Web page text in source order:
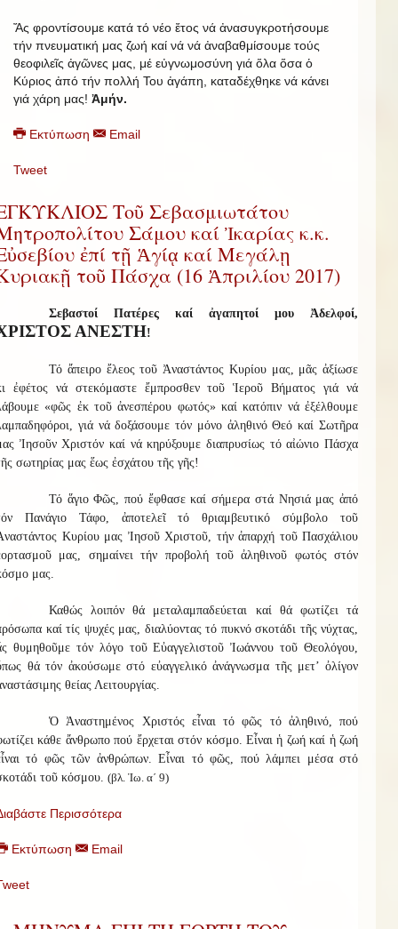
Ἄς φροντίσουμε κατά τό νέο ἔτος νά ἀνασυγκροτήσουμε
τήν πνευματική μας ζωή καί νά νά ἀναβαθμίσουμε τούς
θεοφιλεῖς ἀγῶνες μας, μέ εὐγνωμοσύνη γιά ὅλα ὅσα ὁ
Κύριος ἀπό τήν πολλή Του ἀγάπη, καταδέχθηκε νά κάνει
γιά χάρη μας! Ἀμήν.
Εκτύπωση Email
Tweet
Τοῦ Σεβασμιωτάτου
Σάμου καί Ἰκαρίας κ.κ.
ἐπί τῇ Ἁγίᾳ καί Μεγάλῃ
τοῦ Πάσχα (16 Ἀπριλίου 2017)
Σεβαστοί Πατέρες καί ἀγαπητοί μου Ἀδελφοί,
ΑΝΕΣΤΗ!
Τό ἄπειρο ἔλεος τοῦ Ἀναστάντος Κυρίου μας, μᾶς ἀξίωσε
ἐφέτος νά στεκόμαστε ἔμπροσθεν τοῦ Ἱεροῦ Βήματος γιά νά
«φῶς ἐκ τοῦ ἀνεσπέρου φωτός» καί κατόπιν νά ἐξέλθουμε
γιά νά δοξάσουμε τόν μόνο ἀληθινό Θεό καί Σωτῆρα
Ἰησοῦν Χριστόν καί νά κηρύξουμε διαπρυσίως τό αἰώνιο Πάσχα
σωτηρίας μας ἕως ἐσχάτου τῆς γῆς!
Τό ἅγιο Φῶς, πού ἔφθασε καί σήμερα στά Νησιά μας ἀπό
Πανάγιο Τάφο, ἀποτελεῖ τό θριαμβευτικό σύμβολο τοῦ
Κυρίου μας Ἰησοῦ Χριστοῦ, τήν ἀπαρχή τοῦ Πασχάλιου
μας, σημαίνει τήν προβολή τοῦ ἀληθινοῦ φωτός στόν
μας.
Καθώς λοιπόν θά μεταλαμπαδεύεται καί θά φωτίζει τά
καί τίς ψυχές μας, διαλύοντας τό πυκνό σκοτάδι τῆς νύχτας,
θυμηθοῦμε τόν λόγο τοῦ Εὐαγγελιστοῦ Ἰωάννου τοῦ Θεολόγου,
θά τόν ἀκούσωμε στό εὐαγγελικό ἀνάγνωσμα τῆς μετ’ ὀλίγον
θείας Λειτουργίας.
Ὁ Ἀναστημένος Χριστός εἶναι τό φῶς τό ἀληθινό, πού
κάθε ἄνθρωπο πού ἔρχεται στόν κόσμο. Εἶναι ἡ ζωή καί ἡ ζωή
τό φῶς τῶν ἀνθρώπων. Εἶναι τό φῶς, πού λάμπει μέσα στό
τοῦ κόσμου. (βλ. Ἰω. α΄ 9)
Περισσότερα
Εκτύπωση Email